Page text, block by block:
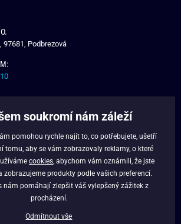
97681, Podbrezová
soukromí nám záleží
pomohou rychle najít to, co potřebujete, ušetří
tomu, aby se vám zobrazovaly reklamy, o které
cookies , abychom vám oznámili, že jste
zobrazujeme produkty podle vašich preferencí.
nám pomáhají zlepšit váš vylepšený zážitek z
procházení.
Odmítnout vše